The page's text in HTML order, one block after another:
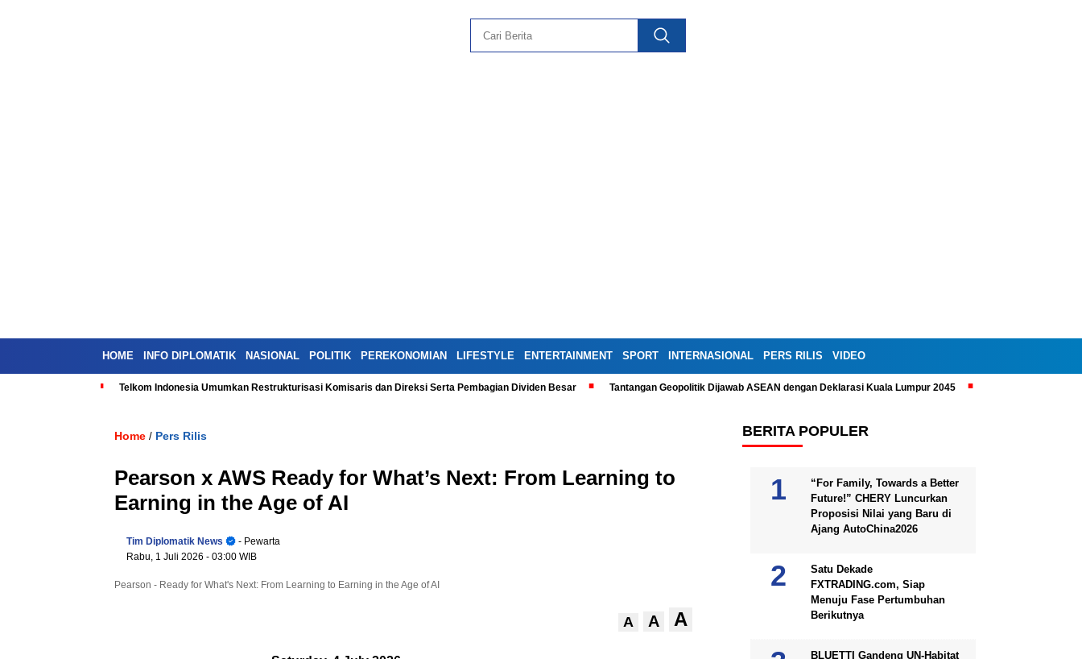
HOME INFO DIPLOMATIK NASIONAL POLITIK PEREKONOMIAN LIFESTYLE ENTERTAINMENT SPORT INTERNASIONAL PERS RILIS VIDEO
Telkom Indonesia Umumkan Restrukturisasi Komisaris dan Direksi Serta Pembagian Dividen Besar Tantangan Geopolitik Dijawab ASEAN dengan Deklarasi Kuala Lumpur 2045
Home / Pers Rilis
Pearson x AWS Ready for What’s Next: From Learning to
Earning in the Age of AI
Tim Diplomatik News
- Pewarta
Rabu, 1 Juli 2026 - 03:00 WIB
Pearson - Ready for What's Next: From Learning to Earning in the Age of AI
A A A
BERITA POPULER
“For Family, Towards a Better
Future!” CHERY Luncurkan
Proposisi Nilai yang Baru di
Ajang AutoChina2026
Satu Dekade
FXTRADING.com, Siap
Menuju Fase Pertumbuhan
Berikutnya
BLUETTI Gandeng UN-Habitat